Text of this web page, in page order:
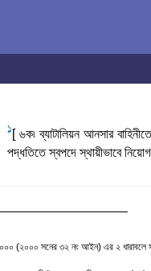
1[ ৬ক৷ ব্যাটালিয়ন আনসার
পদ্ধতিতে স্বপদে স্থায়ীভাবে নিয়োগ
(২০০০ সনের ৩২ নং আইন) এর ২ ধারাবলে